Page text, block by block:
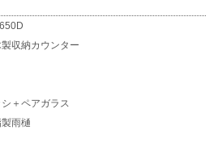
収納カウンター
＋ペアガラス
雨樋